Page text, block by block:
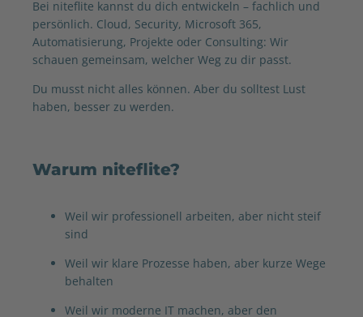
Bei niteflite kannst du dich entwickeln – fachlich und
persönlich. Cloud, Security, Microsoft 365,
Automatisierung, Projekte oder Consulting: Wir
schauen gemeinsam, welcher Weg zu dir passt.
Du musst nicht alles können. Aber du solltest Lust
haben, besser zu werden.
Warum niteflite?
Weil wir professionell arbeiten, aber nicht steif
sind
Weil wir klare Prozesse haben, aber kurze Wege
behalten
Weil wir moderne IT machen, aber den